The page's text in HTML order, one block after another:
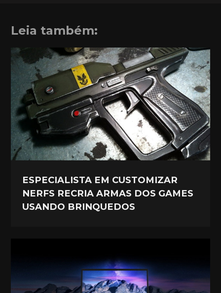
Leia também:
ESPECIALISTA EM CUSTOMIZAR
NERFS RECRIA ARMAS DOS GAMES
USANDO BRINQUEDOS